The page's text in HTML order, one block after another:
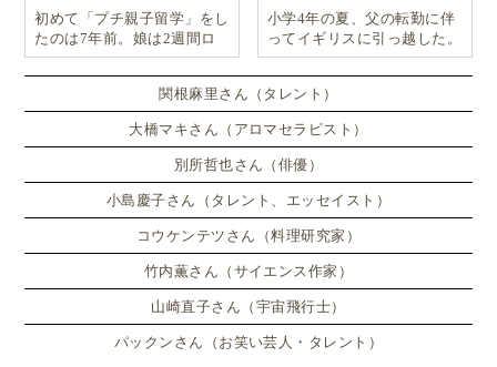
初めて「プチ親子留学」をし
たのは7年前。娘は2週間ロ
ンドンのサマースクールに通
い、英語劇に挑戦したり、
小学4年の夏、父の転勤に伴
ってイギリスに引っ越した。
関根麻里さん（タレント）
大橋マキさん（アロマセラピスト）
別所哲也さん（俳優）
小島慶子さん（タレント、エッセイスト）
コウケンテツさん（料理研究家）
竹内薫さん（サイエンス作家）
山崎直子さん（宇宙飛行士）
パックンさん（お笑い芸人・タレント）